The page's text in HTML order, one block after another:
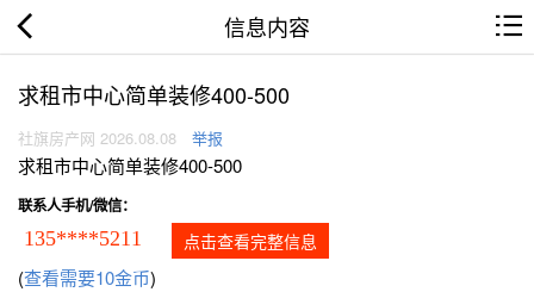
信息内容
求租市中心简单装修400-500
社旗房产网 2026.08.08 举报
求租市中心简单装修400-500
联系人手机/微信：
135****5211 点击查看完整信息
(查看需要10金币)